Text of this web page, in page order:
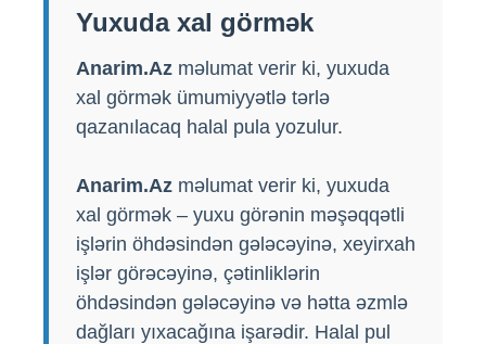
Yuxuda xal görmək
Anarim.Az məlumat verir ki, yuxuda
xal görmək ümumiyyətlə tərlə
qazanılacaq halal pula yozulur.
Anarim.Az məlumat verir ki, yuxuda
xal görmək – yuxu görənin məşəqqətli
işlərin öhdəsindən gələcəyinə, xeyirxah
işlər görəcəyinə, çətinliklərin
öhdəsindən gələcəyinə və hətta əzmlə
dağları yıxacağına işarədir. Halal pul